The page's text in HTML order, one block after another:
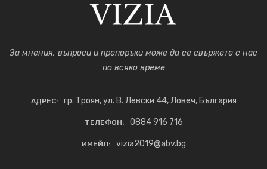
За мнения, въпроси и препоръки може да се свържете с нас
по всяко време
АДРЕС: гр. Троян, ул. В. Левски 44, Ловеч, България
ТЕЛЕФОН: 0884 916 716
ИМЕЙЛ: vizia2019@abv.bg